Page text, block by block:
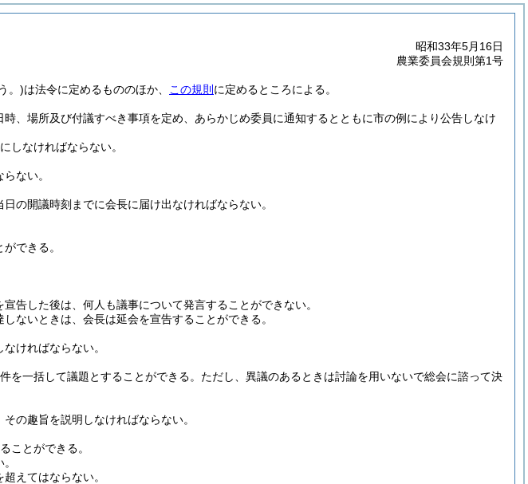
昭和33年5月16日
農業委員会規則第1号
。)は法令に定めるもののほか、 この規則 に定めるところによる。
、場所及び付議すべき事項を定め、あらかじめ委員に通知するとともに市の例により公告しなけ
しなければならない。
ない。
の開議時刻までに会長に届け出なければならない。
できる。
告した後は、何人も議事について発言することができない。
ないときは、会長は延会を宣告することができる。
ければならない。
を一括して議題とすることができる。 ただし、異議のあるときは討論を用いないで総会に諮って決
の趣旨を説明しなければならない。
ことができる。
えてはならない。